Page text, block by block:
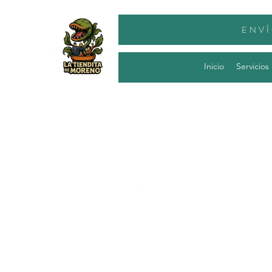
Inicio Servicios